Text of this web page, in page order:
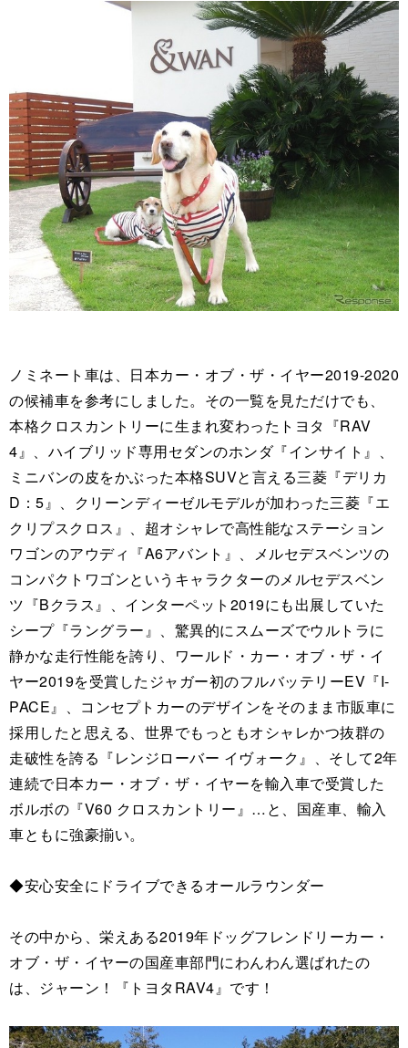
ノミネート車は、日本カー・オブ・ザ・イヤー2019-2020
の候補車を参考にしました。その一覧を見ただけでも、
本格クロスカントリーに生まれ変わったトヨタ『RAV
4』、ハイブリッド専用セダンのホンダ『インサイト』、
ミニバンの皮をかぶった本格SUVと言える三菱『デリカ
D：5』、クリーンディーゼルモデルが加わった三菱『エ
クリプスクロス』、超オシャレで高性能なステーション
ワゴンのアウディ『A6アバント』、メルセデスベンツの
コンパクトワゴンというキャラクターのメルセデスベン
ツ『Bクラス』、インターペット2019にも出展していた
シープ『ラングラー』、驚異的にスムーズでウルトラに
静かな走行性能を誇り、ワールド・カー・オブ・ザ・イ
ヤー2019を受賞したジャガー初のフルバッテリーEV『I-
PACE』、コンセプトカーのデザインをそのまま市販車に
採用したと思える、世界でもっともオシャレかつ抜群の
走破性を誇る『レンジローバー イヴォーク』、そして2年
連続で日本カー・オブ・ザ・イヤーを輸入車で受賞した
ボルボの『V60 クロスカントリー』…と、国産車、輸入
車ともに強豪揃い。
◆安心安全にドライブできるオールラウンダー
その中から、栄えある2019年ドッグフレンドリーカー・
オブ・ザ・イヤーの国産車部門にわんわん選ばれたの
は、ジャーン！『トヨタRAV4』です！